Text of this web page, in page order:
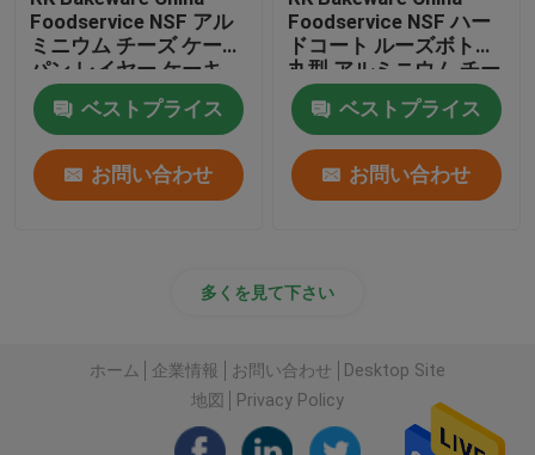
Foodservice NSF アル
ミニウム チーズ ケーキ
パン レイヤー ケーキ
パン リング ケーキ パ
ン型 ベストプライス
お問い合わせ
Foodservice NSF ハー
ドコート ルーズボトム
丸型 アルミニウム チー
ズケーキパン シフォン
ケーキパンベストプライス
お問い合わせ
多くを見て下さい
ホーム 企業情報 お問い合わせ
Desktop Site
地図
Privacy Policy